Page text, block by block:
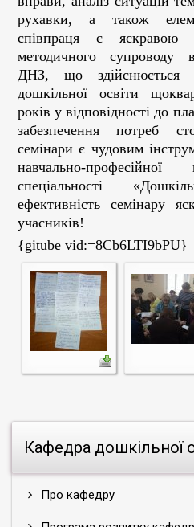
Кафедра дошкільної
Про кафедру
рухавки, а також
співпраця є яскравою
методичного супроводу
ДНЗ, що здійснюється
дошкільної освіти
років у відповідності до
забезпечення потреб
семінари є чудовим
навчально-професійної
спеціальності
ефективність семінару
учасників!
{gitube vid:=8Cb6LTI9bPU}